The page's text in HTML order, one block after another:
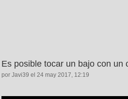
Es posible tocar un bajo con un
por Javi39 el 24 may 2017, 12:19